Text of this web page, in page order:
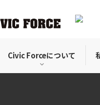
Civic Forceについて